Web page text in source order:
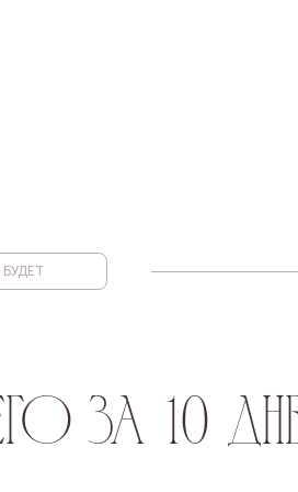
за 10